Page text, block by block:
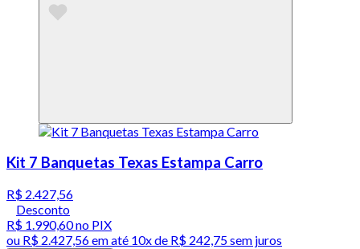
Kit 7 Banquetas Texas Estampa Carro
R$ 2.427,56
Desconto
R$ 1.990,60no PIX
ou R$ 2.427,56em até 10x de R$ 242,75 sem juros